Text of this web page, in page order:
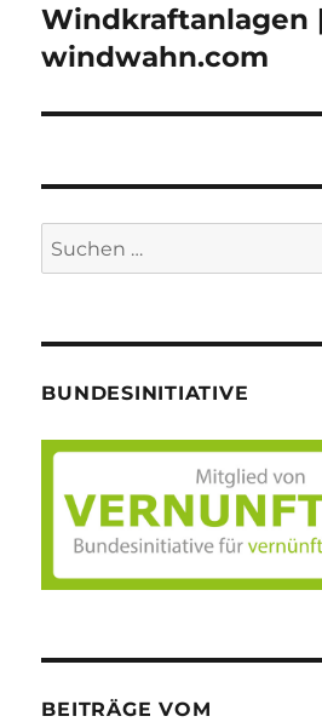
Windkraftanlagen
windwahn.com
Suche
nach:
BUNDESINITIATIVE
BEITRÄGE VOM